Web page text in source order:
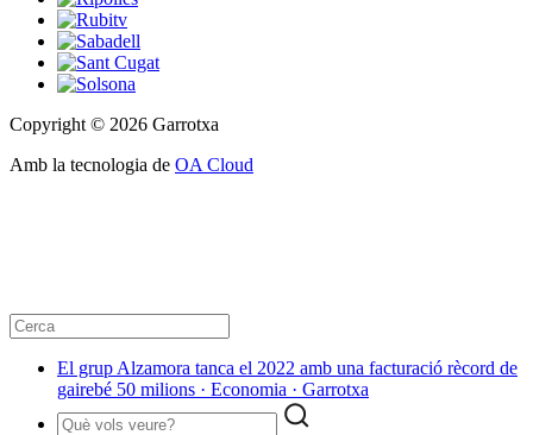
Copyright © 2026 Garrotxa
Amb la tecnologia de OA Cloud
El grup Alzamora tanca el 2022 amb una facturació rècord de
gairebé 50 milions · Economia · Garrotxa